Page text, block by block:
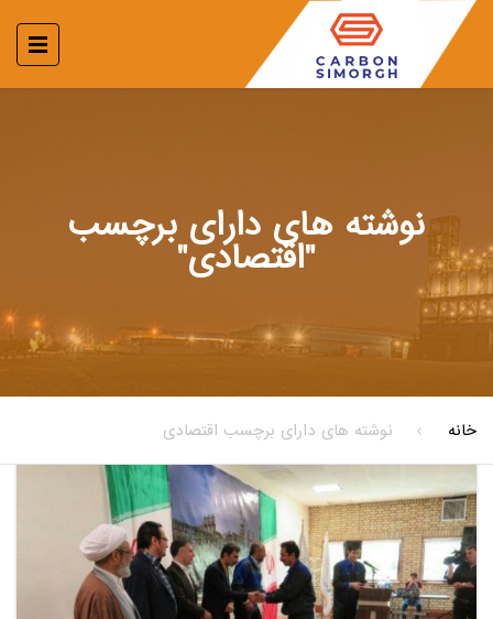
نوشته های دارای برچسب
"اقتصادی"
خانه نوشته های دارای برچسب اقتصادی